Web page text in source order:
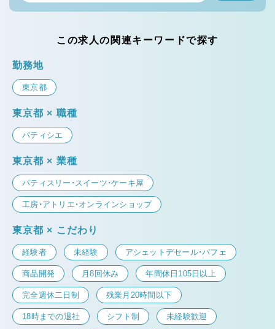
この求人の関連キーワードで探す
勤務地
東京都
東京都 × 職種
パティシエ
東京都 × 業種
パティスリー・スイーツ・ケーキ屋
工房・アトリエ・オンラインショップ
東京都 × こだわり
経験者 未経験 アシェットデセール・パフェ
商品開発 月8回休み 年間休日105日以上
完全週休二日制 残業月20時間以下
18時までの退社 シフト制 未経験歓迎